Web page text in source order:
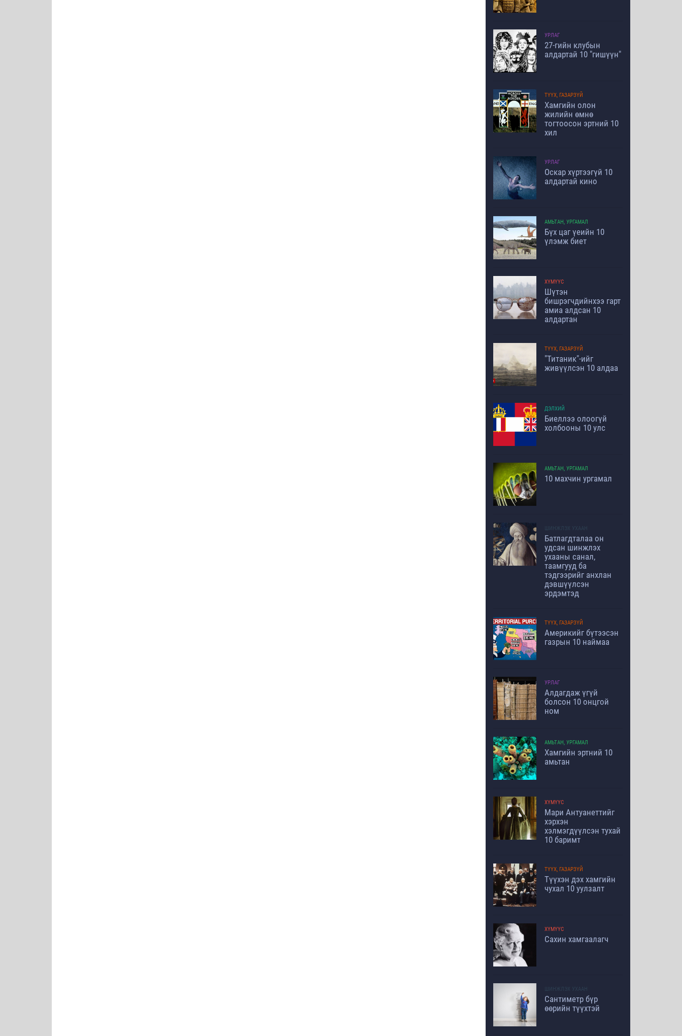
УРЛАГ
27-гийн клубын
алдартай 10 "гишүүн"
ТҮҮХ, ГАЗАРЗҮЙ
Хамгийн олон
жилийн өмнө
тогтоосон эртний 10
хил
УРЛАГ
Оскар хүртээгүй 10
алдартай кино
АМЬТАН, УРГАМАЛ
Бүх цаг үеийн 10
үлэмж биет
ХҮМҮҮС
Шүтэн
бишрэгчдийнхээ гарт
амиа алдсан 10
алдартан
ТҮҮХ, ГАЗАРЗҮЙ
"Титаник"-ийг
живүүлсэн 10 алдаа
ДЭЛХИЙ
Биеллээ олоогүй
холбооны 10 улс
АМЬТАН, УРГАМАЛ
10 махчин ургамал
ШИНЖЛЭХ УХААН
Батлагдталаа он
удсан шинжлэх
ухааны санал,
таамгууд ба
тэдгээрийг анхлан
дэвшүүлсэн
эрдэмтэд
ТҮҮХ, ГАЗАРЗҮЙ
Америкийг бүтээсэн
газрын 10 наймаа
УРЛАГ
Алдагдаж үгүй
болсон 10 онцгой
ном
АМЬТАН, УРГАМАЛ
Хамгийн эртний 10
амьтан
ХҮМҮҮС
Мари Антуанеттийг
хэрхэн
хэлмэгдүүлсэн тухай
10 баримт
ТҮҮХ, ГАЗАРЗҮЙ
Түүхэн дэх хамгийн
чухал 10 уулзалт
ХҮМҮҮС
Сахин хамгаалагч
ШИНЖЛЭХ УХААН
Сантиметр бүр
өөрийн түүхтэй